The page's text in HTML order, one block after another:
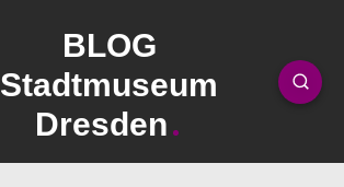
BLOG
Stadtmuseum
Dresden